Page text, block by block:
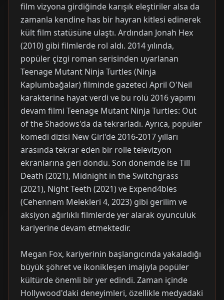
film vizyona girdiğinde karışık eleştiriler alsa da
zamanla kendine has bir hayran kitlesi edinerek
kült film statüsüne ulaştı. Ardından Jonah Hex
(2010) gibi filmlerde rol aldı. 2014 yılında,
popüler çizgi roman serisinden uyarlanan
Teenage Mutant Ninja Turtles (Ninja
Kaplumbağalar) filminde gazeteci April O'Neil
karakterine hayat verdi ve bu rolü 2016 yapımı
devam filmi Teenage Mutant Ninja Turtles: Out
of the Shadows'da da tekrarladı. Ayrıca, popüler
komedi dizisi New Girl'de 2016-2017 yılları
arasında tekrar eden bir rolle televizyon
ekranlarına geri döndü. Son dönemde ise Till
Death (2021), Midnight in the Switchgrass
(2021), Night Teeth (2021) ve Expend4bles
(Cehennem Melekleri 4, 2023) gibi gerilim ve
aksiyon ağırlıklı filmlerde yer alarak oyunculuk
kariyerine devam etmektedir.
Megan Fox, kariyerinin başlangıcında yakaladığı
büyük şöhret ve ikonikleşen imajıyla popüler
kültürde önemli bir yer edindi. Zaman içinde
Hollywood'daki deneyimleri, özellikle medyadaki